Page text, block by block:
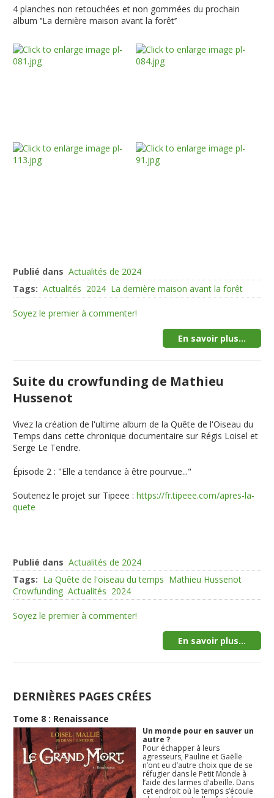
4 planches non retouchées et non gommées du prochain
album ‘’La dernière maison avant la forêt‘’
Publié dans Actualités de 2024
Tags: Actualités 2024 La dernière maison avant la forêt
Soyez le premier à commenter!
En savoir plus...
Suite du crowfunding de Mathieu
Hussenot
Vivez la création de l'ultime album de la Quête de l'Oiseau du
Temps dans cette chronique documentaire sur Régis Loisel et
Serge Le Tendre.
Épisode 2 : "Elle a tendance à être pourvue..."
Soutenez le projet sur Tipeee :https://fr.tipeee.com/apres-la-
quete
Publié dans Actualités de 2024
Tags: La Quête de l'oiseau du temps Mathieu Hussenot
Crowfunding Actualités 2024
Soyez le premier à commenter!
En savoir plus...
DERNIÈRES PAGES CRÉES
Tome 8 : Renaissance
Un monde pour en sauver un
autre ?
Pour échapper à leurs
agresseurs, Pauline et Gaëlle
n’ont eu d’autre choix que de se
réfugier dans le Petit Monde à
l’aide des larmes d’abeille. Dans
cet endroit où le temps s’écoule